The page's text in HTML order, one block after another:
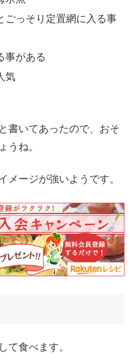
ごっそり定置網に入る事
事がある
気
書いてあったので、おそ
うね。
メージが強いようです。
て食べます。